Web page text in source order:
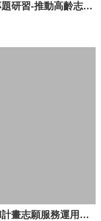
雲林縣108年度志願服務專題研習-推動高齡志工的行動力
雲林縣108年度第一次祥和計畫志願服務運用單位聯繫會報